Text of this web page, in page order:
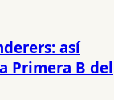
así
Primera B del